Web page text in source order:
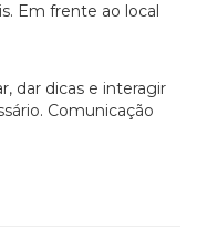
Em frente ao local
dar dicas e interagir
Comunicação